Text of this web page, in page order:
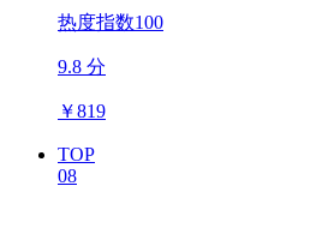
热度指数100
9.8 分
￥819
TOP
08